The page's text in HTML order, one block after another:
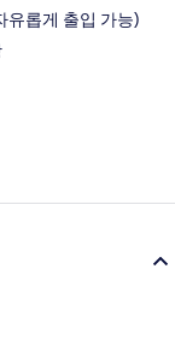
유롭게 출입 가능)